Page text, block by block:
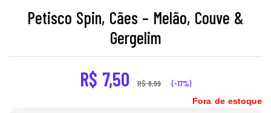
Petisco Spin, Cães – Melão, Couve &
Gergelim
R$ 7,50 R$8,99 (-17%)
Fora de estoque